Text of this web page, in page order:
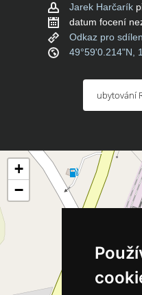
Jarek Harčarík
datum focení
Odkaz pro
49°59'0.214"N,
ubytování
+
−